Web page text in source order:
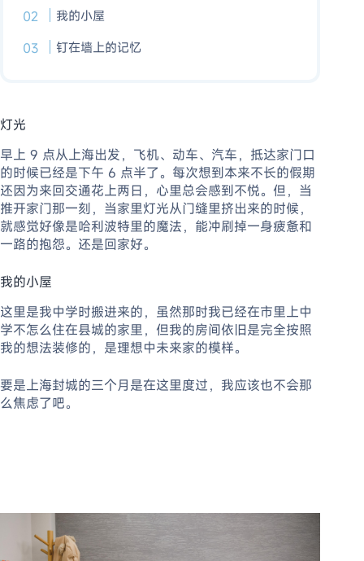
我的小屋
钉在墙上的记忆
灯光
早上 9 点从上海出发，飞机、动车、汽车，抵达家门口
的时候已经是下午 6 点半了。每次想到本来不长的假期
还因为来回交通花上两日，心里总会感到不悦。但，当
推开家门那一刻，当家里灯光从门缝里挤出来的时候，
就感觉好像是哈利波特里的魔法，能冲刷掉一身疲惫和
一路的抱怨。还是回家好。
我的小屋
这里是我中学时搬进来的，虽然那时我已经在市里上中
学不怎么住在县城的家里，但我的房间依旧是完全按照
我的想法装修的，是理想中未来家的模样。
要是上海封城的三个月是在这里度过，我应该也不会那
么焦虑了吧。